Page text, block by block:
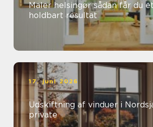
Maler helsingør sådan får du et flot og
holdbart resultat
17. juni 2026
Udskiftning af vinduer i
private